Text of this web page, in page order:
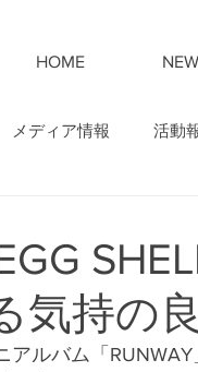
HOME
メディア情報 活動
気持の
ニアルバム「